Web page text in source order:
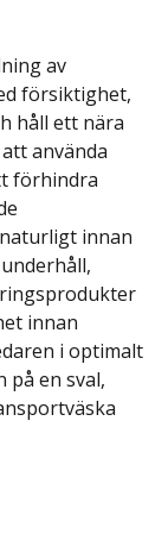
av
försiktighet,
håll ett nära
använda
förhindra
innan
innan
i optimalt
på en sval,